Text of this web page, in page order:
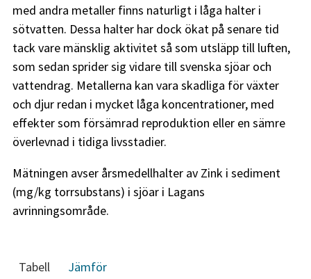
med andra metaller finns naturligt i låga halter i
sötvatten. Dessa halter har dock ökat på senare tid
tack vare mänsklig aktivitet så som utsläpp till luften,
som sedan sprider sig vidare till svenska sjöar och
vattendrag. Metallerna kan vara skadliga för växter
och djur redan i mycket låga koncentrationer, med
effekter som försämrad reproduktion eller en sämre
överlevnad i tidiga livsstadier.
Mätningen avser årsmedellhalter av Zink i sediment
(mg/kg torrsubstans) i sjöar i Lagans
avrinningsområde.
Tabell Jämför